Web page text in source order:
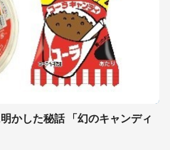
かした秘話 「幻のキャンディ